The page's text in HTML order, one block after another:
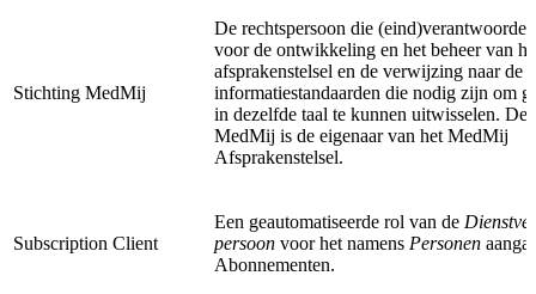
Stichting MedMij
De rechtspersoon die
voor de ontwikkeling en het beheer van
afsprakenstelsel en de verwijzing naar de
informatiestandaarden die nodig zijn om
in dezelfde taal te kunnen uitwisselen. De
MedMij is de eigenaar van het MedMij
Afsprakenstelsel.
Subscription Client
Een geautomatiseerde rol van de
persoon voor het namens Personen
Abonnementen.